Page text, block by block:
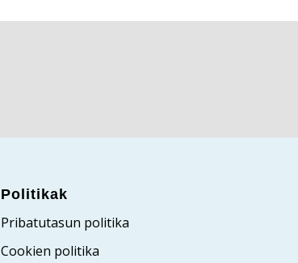
Politikak
Pribatutasun politika
Cookien politika